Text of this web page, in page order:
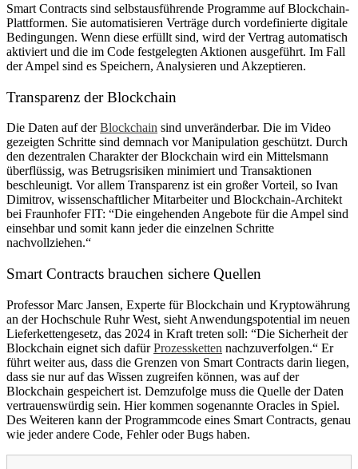
Smart Contracts sind selbstausführende Programme auf Blockchain-
Plattformen. Sie automatisieren Verträge durch vordefinierte digitale
Bedingungen. Wenn diese erfüllt sind, wird der Vertrag automatisch
aktiviert und die im Code festgelegten Aktionen ausgeführt. Im Fall
der Ampel sind es Speichern, Analysieren und Akzeptieren.
Transparenz der Blockchain
Die Daten auf derBlockchain sind unveränderbar. Die im Video
gezeigten Schritte sind demnach vor Manipulation geschützt. Durch
den dezentralen Charakter der Blockchain wird ein Mittelsmann
überflüssig, was Betrugsrisiken minimiert und Transaktionen
beschleunigt. Vor allem Transparenz ist ein großer Vorteil, so Ivan
Dimitrov, wissenschaftlicher Mitarbeiter und Blockchain-Architekt
bei Fraunhofer FIT: “Die eingehenden Angebote für die Ampel sind
einsehbar und somit kann jeder die einzelnen Schritte
nachvollziehen.“
Smart Contracts brauchen sichere Quellen
Professor Marc Jansen, Experte für Blockchain und Kryptowährung
an der Hochschule Ruhr West, sieht Anwendungspotential im neuen
Lieferkettengesetz, das 2024 in Kraft treten soll: “Die Sicherheit der
Blockchain eignet sich dafürProzessketten nachzuverfolgen.“ Er
führt weiter aus, dass die Grenzen von Smart Contracts darin liegen,
dass sie nur auf das Wissen zugreifen können, was auf der
Blockchain gespeichert ist. Demzufolge muss die Quelle der Daten
vertrauenswürdig sein. Hier kommen sogenannte Oracles in Spiel.
Des Weiteren kann der Programmcode eines Smart Contracts, genau
wie jeder andere Code, Fehler oder Bugs haben.